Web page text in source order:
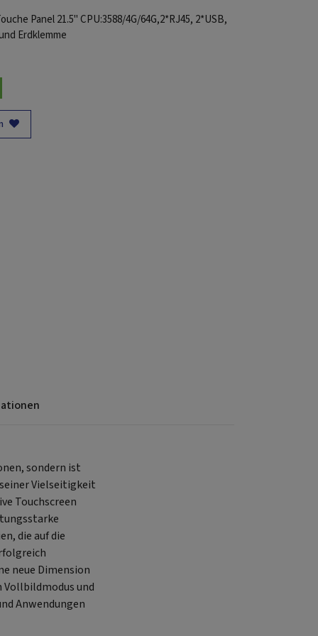
Panel 21.5" CPU:3588/4G/64G,2*RJ45, 2*USB,
Erdklemme
sondern ist
Vielseitigkeit
Touchscreen
die auf die
neue Dimension
und
Anwendungen